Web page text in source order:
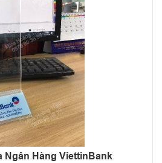
Ngân Hàng ViettinBank